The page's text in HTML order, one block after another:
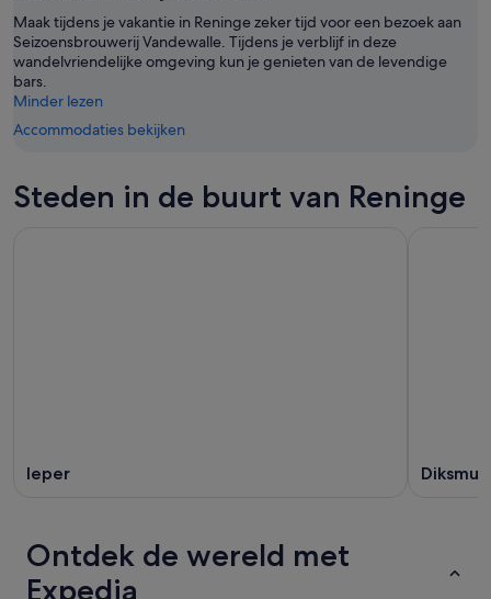
aug,
bekijken
Maak tijdens je vakantie in Reninge zeker tijd voor een bezoek aan
Seizoensbrouwerij Vandewalle. Tijdens je verblijf in deze
wandelvriendelijke omgeving kun je genieten van de levendige
bars.
Minder lezen
Accommodaties bekijken
Steden in de buurt van Reninge
Ieper
Ontdek de wereld met
Expedia